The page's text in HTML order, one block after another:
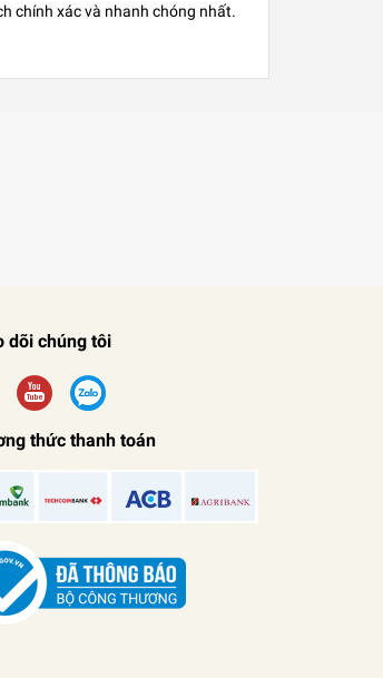
chính xác và nhanh chóng nhất.
dõi chúng tôi
thức thanh toán